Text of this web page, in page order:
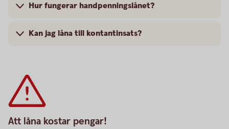
Hur fungerar handpenningslånet?
Kan jag låna till kontantinsats?
Att låna kostar pengar!